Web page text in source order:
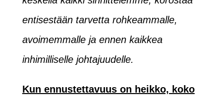
entisestään tarvetta rohkeammalle,
avoimemmalle ja ennen kaikkea
inhimilliselle johtajuudelle.
Kun ennustettavuus on heikko, koko